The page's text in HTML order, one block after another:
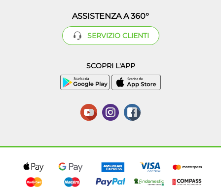
ASSISTENZA A 360°
SERVIZIO CLIENTI
SCOPRI L'APP